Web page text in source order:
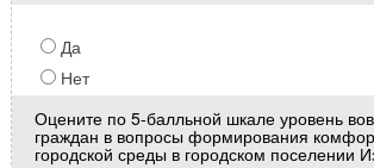
Да
Нет
Оцените по 5-балльной шкале уровень
граждан в вопросы формирования
городской среды в городском поселении